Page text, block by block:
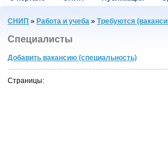
СНИП » Работа и учеба » Требуются
Специалисты
Добавить вакансию (специальность)
Страницы: